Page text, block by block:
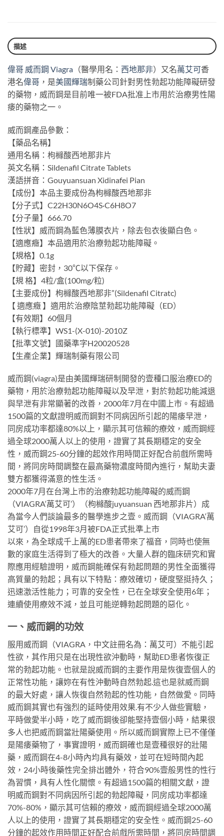
描述
偉哥 威而鋼 Viagra （醫學用名： 西地那非）又名萬艾可香
港名偉哥 ，是美國輝瑞制藥公司針對男性勃起功能障礙研發
的藥物，威而鋼是目前唯一被FDA批准上市用於治療男性陽
痿的藥物之一。
威而鋼產品參數：
【藥品名稱】
通用名稱：枸櫞酸西地那非片
英文名稱：Sildenafil Citrate Tablets
漢語拼音：Gouyuansuan Xidinafei Pian
【成份】本品主要成份為枸櫞酸西地那非
【分子式】C22H30N6O4S·C6H8O7
【分子量】666.70
【性狀】威而鋼為藍色薄膜衣片，除去包衣後顯白色。
【適應癥】本品適用於治療勃起功能障礙。
【規格】0.1g
【貯藏】密封，30℃以下保存。
【規 格】4粒/盒(100mg/粒)
【主要成份】枸櫞酸西地那非”(Sildenafil Citratc)
【 適應癥 】適用於治療陰莖勃起功能障礙（ED）
【有效期】60個月
【執行標準】WS1-(X-010)-2010Z
【批準文號】國藥準字H20020528
【生產企業】輝瑞制藥有限公司
威而鋼(viagra)是由美國輝瑞研制開發的壹種口服治療ED的
藥物，用於治療勃起功能障礙以及早泄，對於勃起功能減退
與早泄有非常顯著的改善，2000年7月在中國上市。有超過
1500篇的文獻證明威而鋼對不同病因所引起的陽痿早泄，
同房成功率都達80%以上，顯示其可信賴的療效，威而鋼經
過全球2000萬人以上的使用，證實了其長期穩定的安全
性，威而鋼25-60分鐘的起效作用時間正好配合前戲所需時
間，將同房時間調整在最高藥物濃度時間內進行，幫助夫妻
雙方都獲得滿意的性生活。
2000年7月在台灣上市的治療勃起功能障礙的威而鋼
（VIAGRA‘萬艾可’）（枸櫞酸juyuansuan 西地那非片）成
為當今人們談論最多的醫學進步之壹。威而鋼（VIAGRA‘萬
艾可’）自從1998年3月被FDA正式批準上市
以來，為全球成千上萬的ED患者帶來了福音，同時也使無
數的家庭生活得到了極大的改善。大量人群的臨床研究和實
際應用經驗證明，威而鋼能確保有勃起問題的男性全面獲得
高質量的勃起；具有以下特點：療效確切，硬度堅挺持久；
迅速激活性能力；可靠的安全性，已在全球安全使用6年；
連續使用療效不減，並且可能逆轉勃起問題的惡化。
一、威而鋼的功效
服用威而鋼（VIAGRA，中文註冊名為：萬艾可）不能引起
性欲，其作用只是在出現性欲沖動時，幫助ED患者恢復正
常的勃起功能。也就是說威而鋼的主要作用是恢復壹個人的
正常性功能，讓妳在有性沖動時自然勃起.這也是就威而鋼
的最大好處，讓人恢復自然勃起的性功能，自然做愛。同時
威而鋼其實也有強烈的延時使用效果.有不少人做些實驗，
平時做愛半小時，吃了威而鋼後卻能堅持壹個小時，結果很
多人也把威而鋼當壯陽藥使用。所以威而鋼實際上已不僅僅
是陽痿藥物了，事實證明，威而鋼確也是壹種很好的壯陽
藥，威而鋼在4-8小時內均具有藥效，並可在短時間內起
效，24小時後藥性完全排出體外，符合90%壹般男性的性行
為習慣，具有人性化關懷。有超過1500篇的相關文獻，證
明威而鋼對不同病因所引起的勃起障礙，同房成功率都達
70%-80%，顯示其可信賴的療效，威而鋼經過全球2000萬
人以上的使用，證實了其長期穩定的安全性。威而鋼25-60
分鐘的起效作用時間正好配合前戲所需時間，將同房時間調